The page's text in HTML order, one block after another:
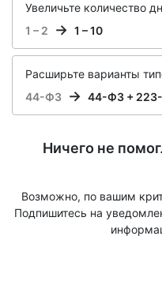
Увеличьте количество
1 – 2
1 – 10
Расширьте варианты
44-ФЗ
44-ФЗ +
Ничего не
Возможно, по вашим
Подпишитесь на